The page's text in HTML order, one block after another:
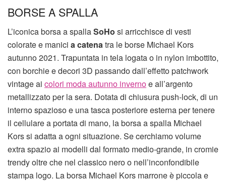
BORSE A SPALLA
L’iconica borsa a spallaSoHo si arricchisce di vesti
colorate e manici a catenatra le borse Michael Kors
autunno 2021. Trapuntata in tela logata o in nylon imbottito,
con borchie e decori 3D passando dall’effetto patchwork
vintage ai colori moda autunno invernoe all’argento
metallizzato per la sera. Dotata di chiusura push-lock, di un
interno spazioso e una tasca posteriore esterna per tenere
il cellulare a portata di mano, la borsa a spalla Michael
Kors si adatta a ogni situazione. Se cerchiamo volume
extra spazio ai modelli dal formato medio-grande, in cromie
trendy oltre che nel classico nero o nell’inconfondibile
stampa logo. La borsa Michael Kors marrone è piccola e